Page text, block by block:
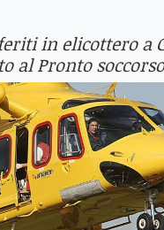
in elicottero a
al Pronto